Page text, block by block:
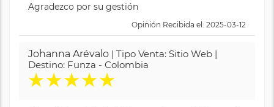
Agradezco por su gestión
Opinión Recibida el: 2025-03-12
Johanna Arévalo | Tipo Venta: Sitio Web |
Destino: Funza - Colombia
★★★★★